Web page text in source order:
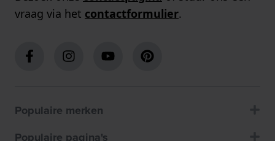
vraag via het contactformulier.
Populaire merken
Populaire pagina's